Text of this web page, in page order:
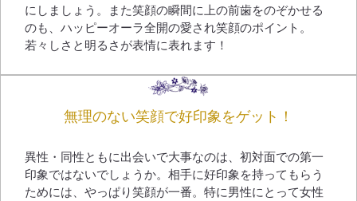
にしましょう。また笑顔の瞬間に上の前歯をのぞかせる
のも、ハッピーオーラ全開の愛され笑顔のポイント。
若々しさと明るさが表情に表れます！
無理のない笑顔で好印象をゲット！
異性・同性ともに出会いで大事なのは、初対面での第一
印象ではないでしょうか。相手に好印象を持ってもらう
ためには、やっぱり笑顔が一番。特に男性にとって女性